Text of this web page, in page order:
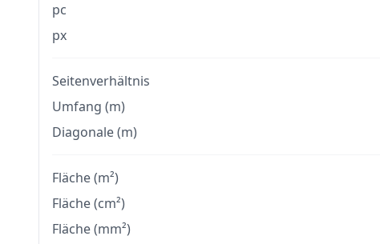
pc
px
Seitenverhältnis
Umfang (m)
Diagonale (m)
Fläche (m²)
Fläche (cm²)
Fläche (mm²)